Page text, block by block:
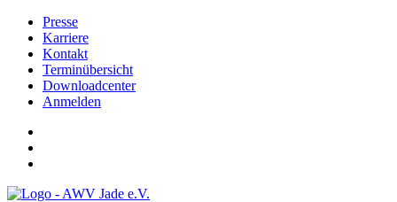
Presse
Karriere
Kontakt
Terminübersicht
Downloadcenter
Anmelden